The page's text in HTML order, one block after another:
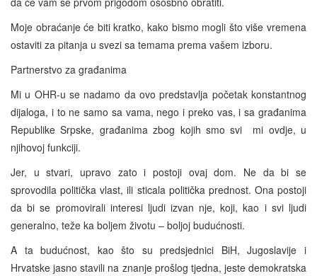
Moje obraćanje će biti kratko, kako bismo mogli što više vremena
ostaviti za pitanja u svezi sa temama prema vašem izboru.
Partnerstvo za građanima
Mi u OHR-u se nadamo da ovo predstavlja početak konstantnog
dijaloga, i to ne samo sa vama, nego i preko vas, i sa građanima
Republike Srpske, građanima zbog kojih smo svi mi ovdje, u
njihovoj funkciji.
Jer, u stvari, upravo zato i postoji ovaj dom. Ne da bi se
sprovodila politička vlast, ili sticala politička prednost. Ona postoji
da bi se promovirali interesi ljudi izvan nje, koji, kao i svi ljudi
generalno, teže ka boljem životu – boljoj budućnosti.
A ta budućnost, kao što su predsjednici BiH, Jugoslavije i
Hrvatske jasno stavili na znanje prošlog tjedna, jeste demokratska